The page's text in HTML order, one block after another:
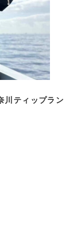
川ティップラン